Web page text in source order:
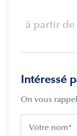
à partir de
Intéressé
On vous